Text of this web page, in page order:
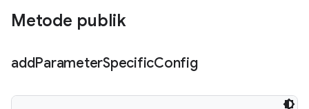
Metode publik
addParameterSpecificConfig